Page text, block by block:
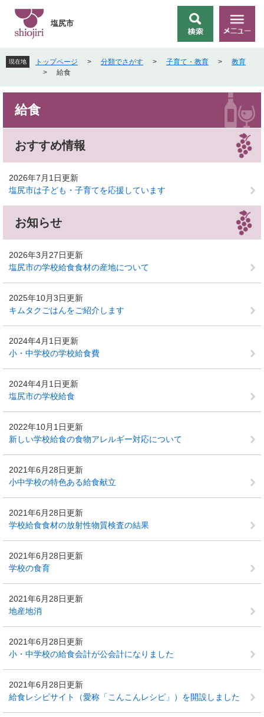
先
頭
す
を
飛
し
文
索
メ
ニ
塩尻市
現在地 トップページ > 分類でさがす > 子育て・教育 >
教育
>
給食
給食
おすすめ情報
2026年7月1日更新
塩尻市は子ども・子育てを応援しています
お知らせ
2026年3月27日更新
塩尻市の学校給食食材の産地について
2025年10月3日更新
キムタクごはんをご紹介します
2024年4月1日更新
小・中学校の学校給食費
2024年4月1日更新
塩尻市の学校給食
2022年10月1日更新
新しい学校給食の食物アレルギー対応について
2021年6月28日更新
小中学校の特色ある給食献立
2021年6月28日更新
学校給食食材の放射性物質検査の結果
2021年6月28日更新
学校の食育
2021年6月28日更新
地産地消
2021年6月28日更新
小・中学校の給食会計が公会計になりました
2021年6月28日更新
給食レシピサイト（愛称「こんこんレシピ」）を開設しました